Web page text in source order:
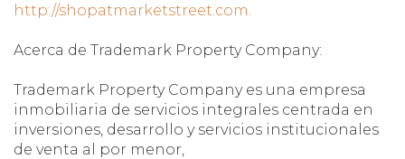
http://shopatmarketstreet.com.
Acerca de Trademark Property Company:
Trademark Property Company es una empresa
inmobiliaria de servicios integrales centrada en
inversiones, desarrollo y servicios institucionales
de venta al por menor,